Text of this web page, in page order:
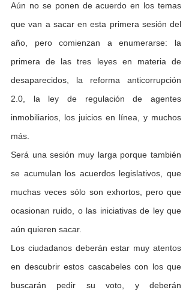
Aún no se ponen de acuerdo en los temas
que van a sacar en esta primera sesión del
año, pero comienzan a enumerarse: la
primera de las tres leyes en materia de
desaparecidos, la reforma anticorrupción
2.0, la ley de regulación de agentes
inmobiliarios, los juicios en línea, y muchos
más.
Será una sesión muy larga porque también
se acumulan los acuerdos legislativos, que
muchas veces sólo son exhortos, pero que
ocasionan ruido, o las iniciativas de ley que
aún quieren sacar.
Los ciudadanos deberán estar muy atentos
en descubrir estos cascabeles con los que
buscarán pedir su voto, y deberán